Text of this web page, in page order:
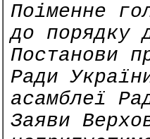
Поіменне
до порядку
Постанови
Ради
асамблеї
Заяви